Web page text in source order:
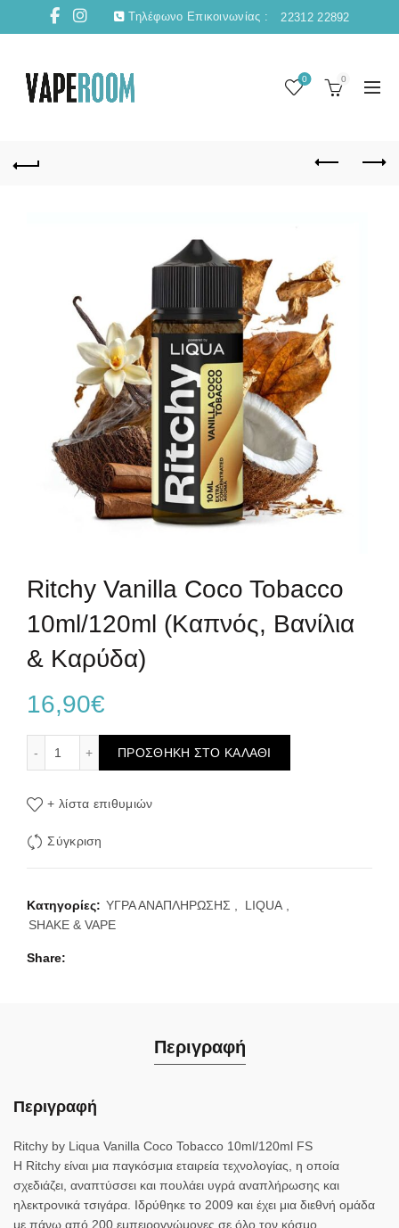
Τηλέφωνο Επικοινωνίας : 22312 22892
0 0
Ritchy Vanilla Coco Tobacco
10ml/120ml (Καπνός, Βανίλια
& Καρύδα)
16,90€
ΠΡΟΣΘΉΚΗ ΣΤΟ ΚΑΛΆΘΙ
+ λίστα επιθυμιών
Σύγκριση
Κατηγορίες: ΥΓΡΑ ΑΝΑΠΛΗΡΩΣΗΣ LIQUA
SHAKE & VAPE
Share
Περιγραφή
Περιγραφή
Ritchy by Liqua Vanilla Coco Tobacco 10ml/120ml FS
Η Ritchy είναι μια παγκόσμια εταιρεία τεχνολογίας, η οποία
σχεδιάζει, αναπτύσσει και πουλάει υγρά αναπλήρωσης και
ηλεκτρονικά τσιγάρα. Ιδρύθηκε το 2009 και έχει μια διεθνή ομάδα
με πάνω από 200 εμπειρογνώμονες σε όλο τον κόσμο.